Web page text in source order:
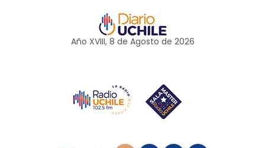
Año XVIII, 8 de Agosto de 2026